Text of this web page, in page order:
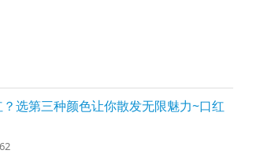
选第三种颜色让你散发无限魅力~口红